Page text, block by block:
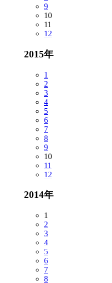
9
10
11
12
2015年
1
2
3
4
5
6
7
8
9
10
11
12
2014年
1
2
3
4
5
6
7
8